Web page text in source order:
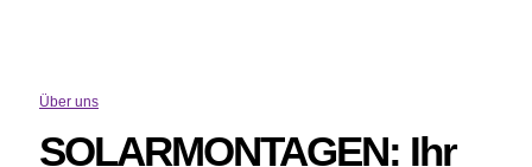
Über uns
SOLARMONTAGEN: Ihr